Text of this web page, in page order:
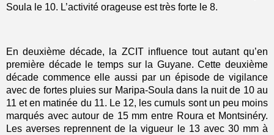
Soula le 10. L’activité orageuse est très forte le 8.
En deuxième décade, la ZCIT influence tout autant qu’en
première décade le temps sur la Guyane. Cette deuxième
décade commence elle aussi par un épisode de vigilance
avec de fortes pluies sur Maripa-Soula dans la nuit de 10 au
11 et en matinée du 11. Le 12, les cumuls sont un peu moins
marqués avec autour de 15 mm entre Roura et Montsinéry.
Les averses reprennent de la vigueur le 13 avec 30 mm à